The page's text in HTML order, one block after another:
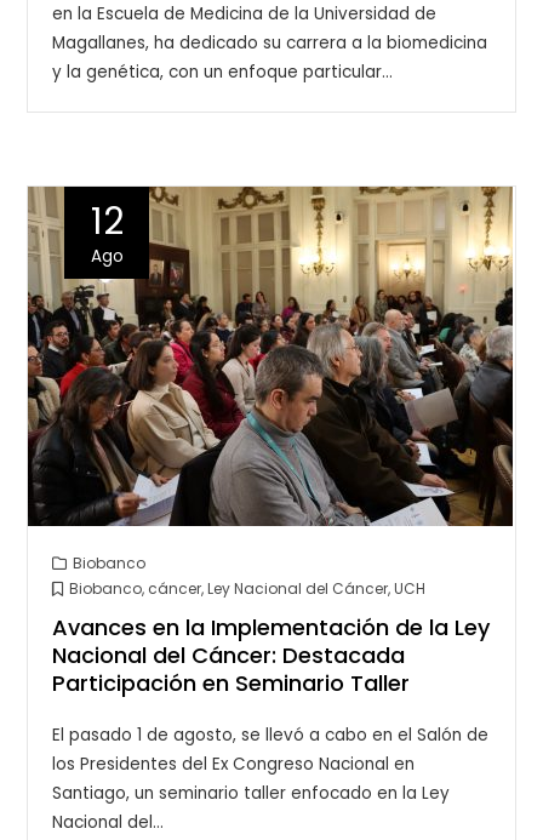
en la Escuela de Medicina de la Universidad de
Magallanes, ha dedicado su carrera a la biomedicina
y la genética, con un enfoque particular…
12
Ago
Biobanco
Biobanco, cáncer,Ley Nacional del Cáncer,UCH
Avances en la Implementación de la Ley
Nacional del Cáncer: Destacada
Participación en Seminario Taller
El pasado 1 de agosto, se llevó a cabo en el Salón de
los Presidentes del Ex Congreso Nacional en
Santiago, un seminario taller enfocado en la Ley
Nacional del…